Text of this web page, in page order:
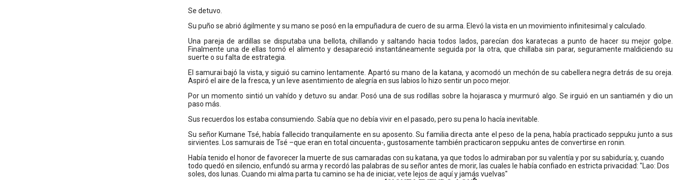
Se detuvo.
Su puño se abrió ágilmente y su mano se posó en la empuñadura de cuero de su arma. Elevó la vista en un movimiento infinitesimal y calculado.
Una pareja de ardillas se disputaba una bellota, chillando y saltando hacia todos lados, parecían dos karatecas a punto de hacer su mejor golpe.
Finalmente una de ellas tomó el alimento y desapareció instantáneamente seguida por la otra, que chillaba sin parar, seguramente maldiciendo su
suerte o su falta de estrategia.
El samurai bajó la vista, y siguió su camino lentamente. Apartó su mano de la katana, y acomodó un mechón de su cabellera negra detrás de su oreja.
Aspiró el aire de la fresca, y un leve asentimiento de alegría en sus labios lo hizo sentir un poco mejor.
Por un momento sintió un vahído y detuvo su andar. Posó una de sus rodillas sobre la hojarasca y murmuró algo. Se irguió en un santiamén y dio un
paso más.
Sus recuerdos los estaba consumiendo. Sabía que no debía vivir en el pasado, pero su pena lo hacía inevitable.
Su señor Kumane Tsé, había fallecido tranquilamente en su aposento. Su familia directa ante el peso de la pena, había practicado seppuku junto a sus
sirvientes. Los samurais de Tsé –que eran en total cincuenta-, gustosamente también practicaron seppuku antes de convertirse en ronin.
Había tenido el honor de favorecer la muerte de sus camaradas con su katana, ya que todos lo admiraban por su valentía y por su sabiduría; y, cuando
todo quedó en silencio, enfundó su arma y recordó las palabras de su señor antes de morir, las cuales le había confiado en estricta privacidad: "Lao: Dos
soles, dos lunas. Cuando mi alma parta tu camino se ha de iniciar, vete lejos de aquí y jamás vuelvas"